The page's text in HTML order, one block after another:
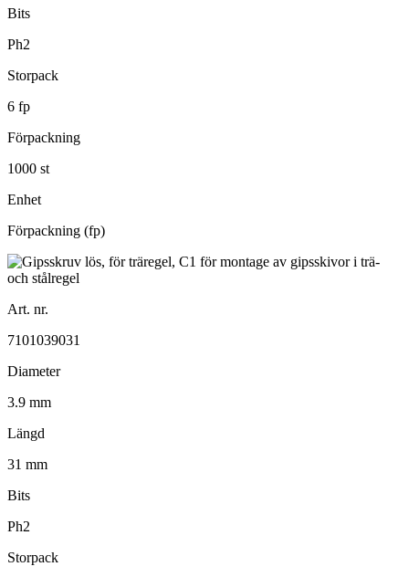
Bits
Ph2
Storpack
6 fp
Förpackning
1000 st
Enhet
Förpackning (fp)
Art. nr.
7101039031
Diameter
3.9 mm
Längd
31 mm
Bits
Ph2
Storpack